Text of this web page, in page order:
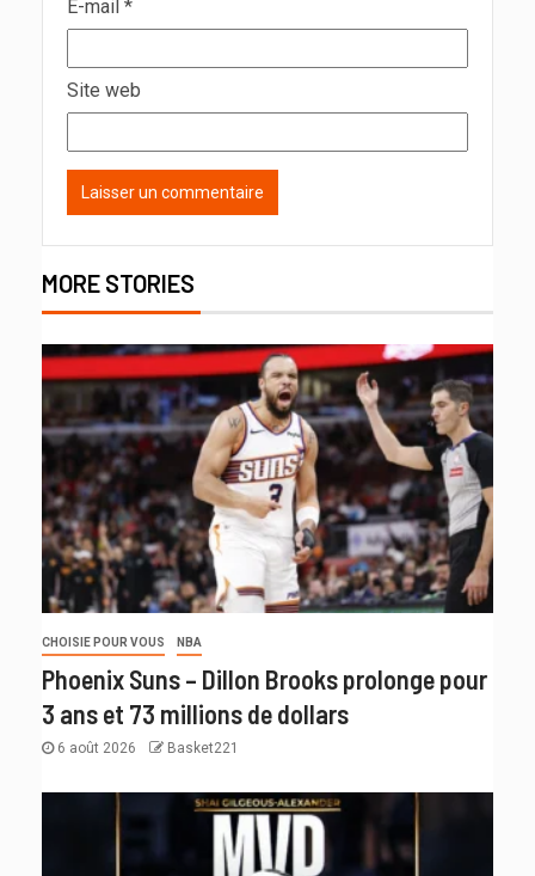
E-mail *
Site web
MORE STORIES
CHOISIE POUR VOUS NBA
Phoenix Suns – Dillon Brooks prolonge pour
3 ans et 73 millions de dollars
6 août 2026 Basket221